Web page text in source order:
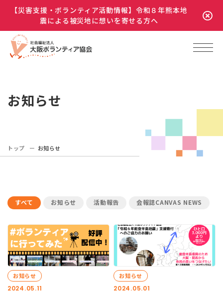
【災害支援・ボランティア活動情報】令和８年熊本地
震による被災地に想いを寄せる方へ
お知らせ
トップ お知らせ
すべて お知らせ 活動報告 会報誌CANVAS NEWS
2024.05.11
お知らせ
2024.05.01
お知らせ